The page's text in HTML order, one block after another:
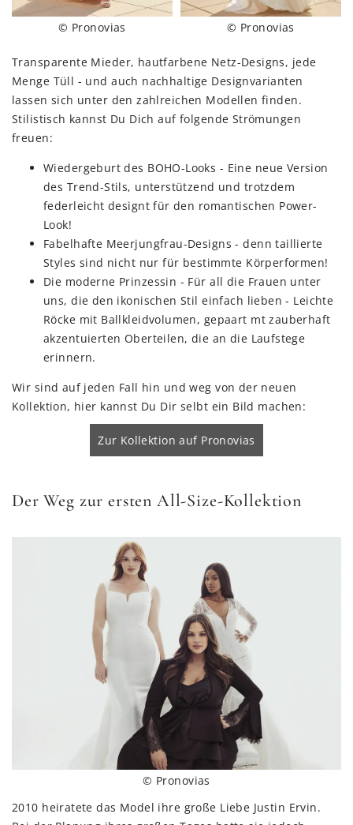
© Pronovias © Pronovias
Transparente Mieder, hautfarbene Netz-Designs, jede
Menge Tüll - und auch nachhaltige Designvarianten
lassen sich unter den zahlreichen Modellen finden.
Stilistisch kannst Du Dich auf folgende Strömungen
freuen:
Wiedergeburt des BOHO-Looks - Eine neue Version
des Trend-Stils, unterstützend und trotzdem
federleicht designt für den romantischen Power-
Look!
Fabelhafte Meerjungfrau-Designs - denn taillierte
Styles sind nicht nur für bestimmte Körperformen!
Die moderne Prinzessin - Für all die Frauen unter
uns, die den ikonischen Stil einfach lieben - Leichte
Röcke mit Ballkleidvolumen, gepaart mt zauberhaft
akzentuierten Oberteilen, die an die Laufstege
erinnern.
Wir sind auf jeden Fall hin und weg von der neuen
Kollektion, hier kannst Du Dir selbt ein Bild machen:
Zur Kollektion auf Pronovias
Der Weg zur ersten All-Size-Kollektion
© Pronovias
2010 heiratete das Model ihre große Liebe Justin Ervin.